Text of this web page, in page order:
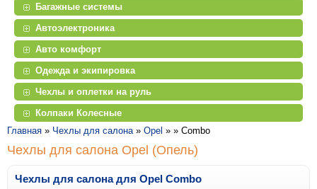
Багажные системы
Автоэлектроника
Авто комфорт
Одежда и экипировка
Чехлы и оплетки на руль
Колпаки Колесные
Главная » Чехлы для салона » Opel » » Combo
Чехлы для салона Opel (Опель)
Чехлы для салона для Opel Combo